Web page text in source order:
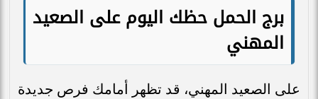
برج الحمل حظك اليوم على الصعيد
المهني
على الصعيد المهني، قد تظهر أمامك فرص جديدة